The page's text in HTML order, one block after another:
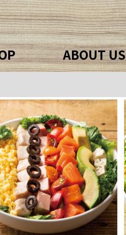
ABOUT US